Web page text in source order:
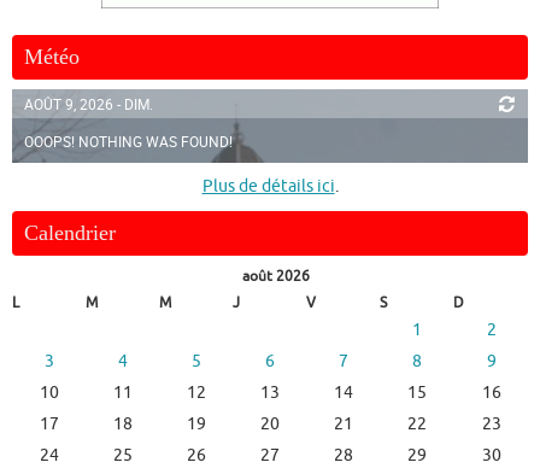
Météo
AOÛT 9, 2026 - DIM.
OOOPS! NOTHING WAS FOUND!
Plus de détails ici.
Calendrier
août 2026
L
M M J V S D
1
2
3
4 5 6 7 8
9
10
11 12 13 14 15
16
17
18 19 20 21 22
23
24
25 26 27 28 29
30